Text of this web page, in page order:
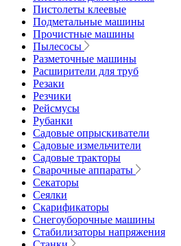
Пистолеты клеевые
Подметальные машины
Прочистные машины
Пылесосы
Разметочные машины
Расширители для труб
Резаки
Резчики
Рейсмусы
Рубанки
Садовые опрыскиватели
Садовые измельчители
Садовые тракторы
Сварочные аппараты
Секаторы
Сеялки
Скарификаторы
Снегоуборочные машины
Стабилизаторы напряжения